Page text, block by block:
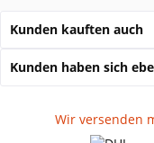
Kunden kauften auch
Kunden haben sich
Wir versenden